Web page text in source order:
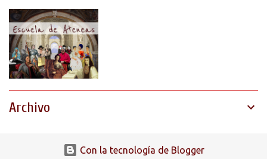
r
i
o
s
Archivo
Con la tecnología de Blogger